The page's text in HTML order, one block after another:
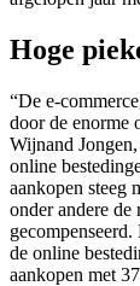
Hoge
“De e-
door de enorme
Wijnand
online
aankopen steeg
onder andere de
de online
aankopen met